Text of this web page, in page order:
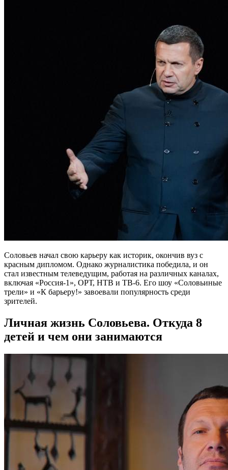
Соловьев начал свою карьеру как историк, окончив вуз с
красным дипломом. Однако журналистика победила, и он
стал известным телеведущим, работая на различных каналах,
включая «Россия-1», ОРТ, НТВ и ТВ-6. Его шоу «Соловьиные
трели» и «К барьеру!» завоевали популярность среди
зрителей.
Личная жизнь Соловьева. Откуда 8
детей и чем они занимаются